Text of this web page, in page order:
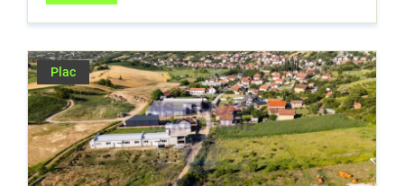
Plac